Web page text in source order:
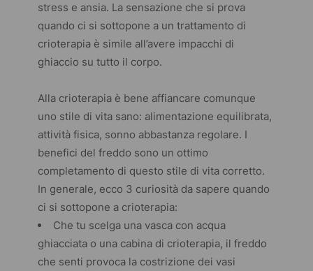
stress e ansia. La sensazione che si prova
quando ci si sottopone a un trattamento di
crioterapia è simile all’avere impacchi di
ghiaccio su tutto il corpo.
Alla crioterapia è bene affiancare comunque
uno stile di vita sano: alimentazione equilibrata,
attività fisica, sonno abbastanza regolare. I
benefici del freddo sono un ottimo
completamento di questo stile di vita corretto.
In generale, ecco 3 curiosità da sapere quando
ci si sottopone a crioterapia:
Che tu scelga una vasca con acqua
ghiacciata o una cabina di crioterapia, il freddo
che senti provoca la costrizione dei vasi